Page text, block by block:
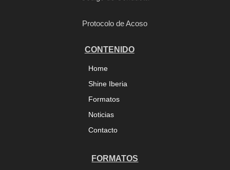
Protocolo de Acoso
CONTENIDO
Home
Shine Iberia
Formatos
Noticias
Contacto
FORMATOS